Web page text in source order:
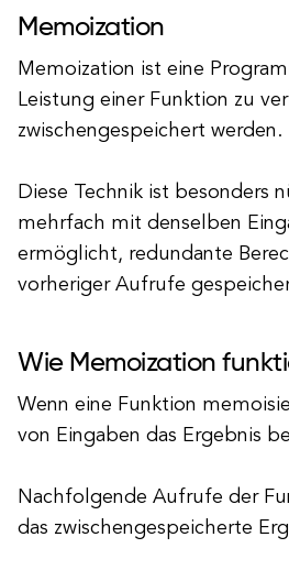
Memoization
Memoization ist eine
Leistung einer Funktion zu
zwischengespeichert werden.
Diese Technik ist besonders
mehrfach mit denselben
ermöglicht, redundante
vorheriger Aufrufe
Wie Memoization
Wenn eine Funktion
von Eingaben das Ergebnis
Nachfolgende Aufrufe der
das zwischengespeicherte